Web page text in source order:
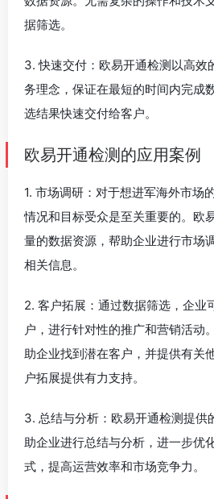
据筛选。
3. 快速交付：欧易开通检测以高效
务理念，保证在最短的时间内完成
选结果快速交付给客户。
欧易开通检测的应用案例
1. 市场调研：对于想进军海外市场
情况和目标受众是至关重要的。欧
量的数据资源，帮助企业进行市场
相关信息。
2. 客户拓展：通过数据筛选，企业
户，进行针对性的推广和营销活动
助企业找到潜在客户，并提供有关
户拓展提供有力支持。
3. 总结与分析：欧易开通检测提供
助企业进行总结与分析，进一步优
式，提高运营效率和市场竞争力。